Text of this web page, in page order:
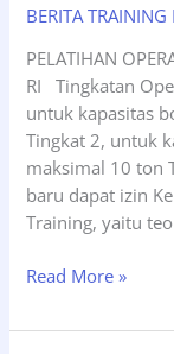
BERITA TRAINING
PELATIHAN
RI Tingkatan
untuk kapasitas
Tingkat 2, untuk
maksimal 10 ton
baru dapat izin
Training, yaitu
Jadwal
Operator
Read More »